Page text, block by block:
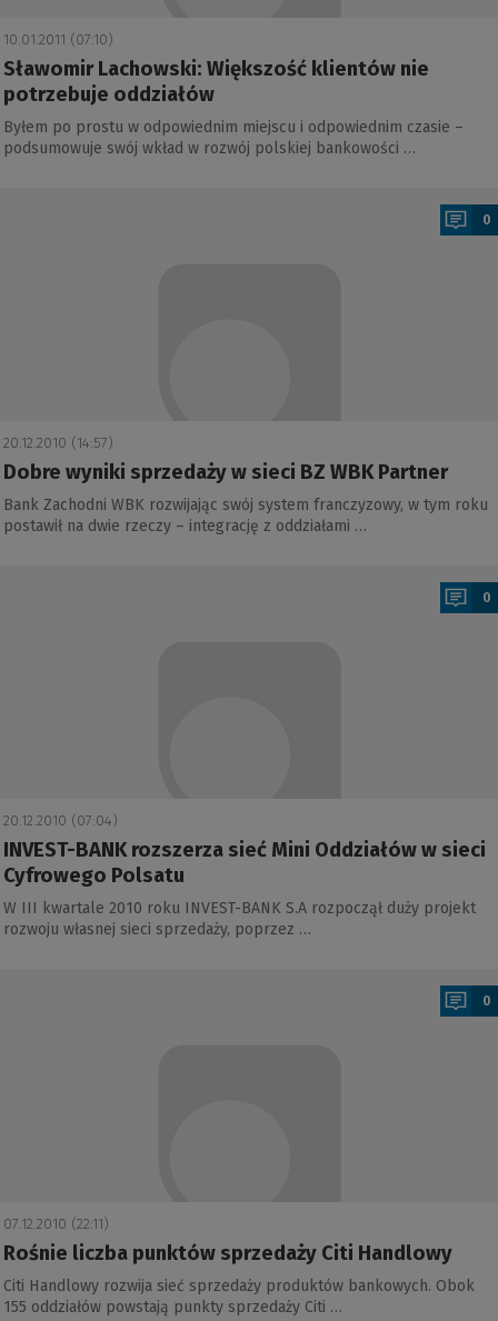
10.01.2011 (07:10)
Sławomir Lachowski: Większość klientów nie
potrzebuje oddziałów
Byłem po prostu w odpowiednim miejscu i odpowiednim czasie –
podsumowuje swój wkład w rozwój polskiej bankowości …
0
20.12.2010 (14:57)
Dobre wyniki sprzedaży w sieci BZ WBK Partner
Bank Zachodni WBK rozwijając swój system franczyzowy, w tym roku
postawił na dwie rzeczy – integrację z oddziałami …
0
20.12.2010 (07:04)
INVEST-BANK rozszerza sieć Mini Oddziałów w sieci
Cyfrowego Polsatu
W III kwartale 2010 roku INVEST-BANK S.A rozpoczął duży projekt
rozwoju własnej sieci sprzedaży, poprzez …
0
07.12.2010 (22:11)
Rośnie liczba punktów sprzedaży Citi Handlowy
Citi Handlowy rozwija sieć sprzedaży produktów bankowych. Obok
155 oddziałów powstają punkty sprzedaży Citi …